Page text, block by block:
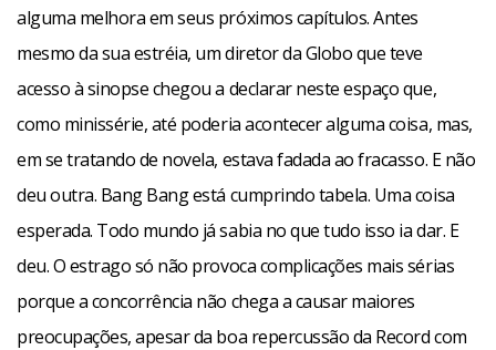
alguma melhora em seus próximos capítulos. Antes
mesmo da sua estréia, um diretor da Globo que teve
acesso à sinopse chegou a declarar neste espaço que,
como minissérie, até poderia acontecer alguma coisa, mas,
em se tratando de novela, estava fadada ao fracasso. E não
deu outra. Bang Bang está cumprindo tabela. Uma coisa
esperada. Todo mundo já sabia no que tudo isso ia dar. E
deu. O estrago só não provoca complicações mais sérias
porque a concorrência não chega a causar maiores
preocupações, apesar da boa repercussão da Record com